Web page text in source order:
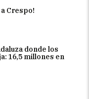
Crespo!
donde los
16,5 millones en